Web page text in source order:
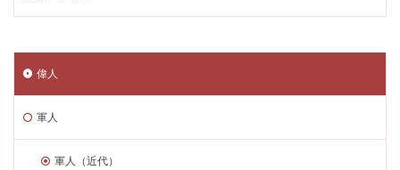
偉人
軍人
軍人（近代）